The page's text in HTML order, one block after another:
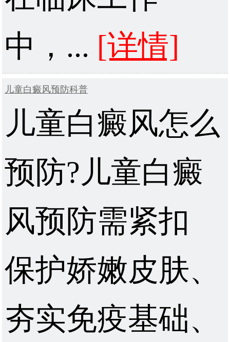
中，... [详情]
儿童白癜风预防科普
儿童白癜风怎么
预防?儿童白癜
风预防需紧扣
保护娇嫩皮肤、
夯实免疫基础、